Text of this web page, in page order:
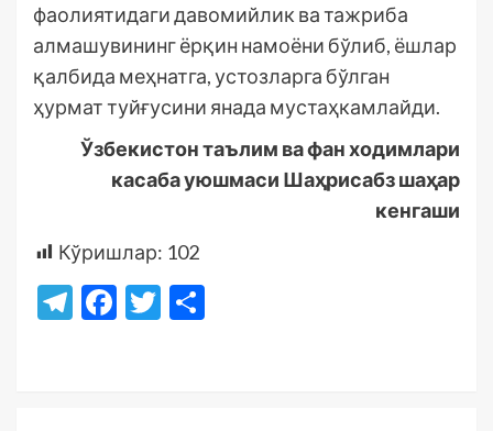
фаолиятидаги давомийлик ва тажриба
алмашувининг ёрқин намоёни бўлиб, ёшлар
қалбида меҳнатга, устозларга бўлган
ҳурмат туйғусини янада мустаҳкамлайди.
Ўзбекистон таълим ва фан ходимлари
касаба уюшмаси Шаҳрисабз шаҳар
кенгаши
Кўришлар: 102
Telegram
Facebook
Twitter